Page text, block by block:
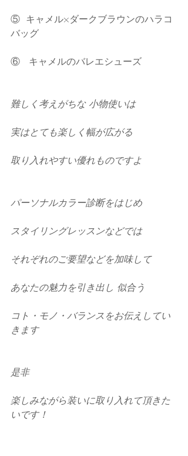
⑤  キャメル×ダークブラウンのハラコ
バッグ
⑥   キャメルのバレエシューズ
難しく考えがちな 小物使いは
実はとても楽しく幅が広がる
取り入れやすい優れものですよ
パーソナルカラー診断をはじめ
スタイリングレッスンなどでは
それぞれのご要望などを加味して
あなたの魅力を引き出し 似合う
コト・モノ・バランスをお伝えしてい
きます
是非
楽しみながら装いに取り入れて頂きた
いです！